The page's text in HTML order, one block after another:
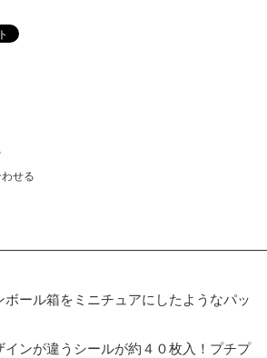
せる
ール箱をミニチュアにしたようなパッ
ンが違うシールが約４０枚入！プチプ